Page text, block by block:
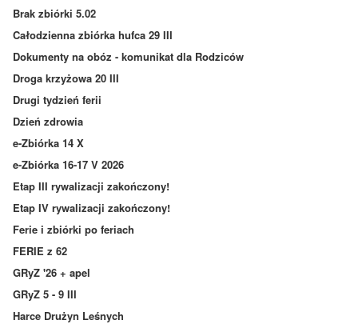
Brak zbiórki 5.02
Całodzienna zbiórka hufca 29 III
Dokumenty na obóz - komunikat dla Rodziców
Droga krzyżowa 20 III
Drugi tydzień ferii
Dzień zdrowia
e-Zbiórka 14 X
e-Zbiórka 16-17 V 2026
Etap III rywalizacji zakończony!
Etap IV rywalizacji zakończony!
Ferie i zbiórki po feriach
FERIE z 62
GRyZ '26 + apel
GRyZ 5 - 9 III
Harce Drużyn Leśnych